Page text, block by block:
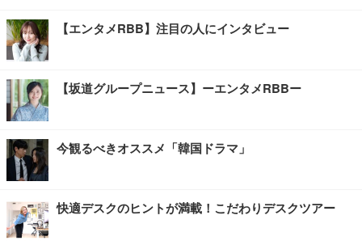
【エンタメRBB】注目の人にインタビュー
【坂道グループニュース】ーエンタメRBBー
今観るべきオススメ「韓国ドラマ」
快適デスクのヒントが満載！こだわりデスクツアー